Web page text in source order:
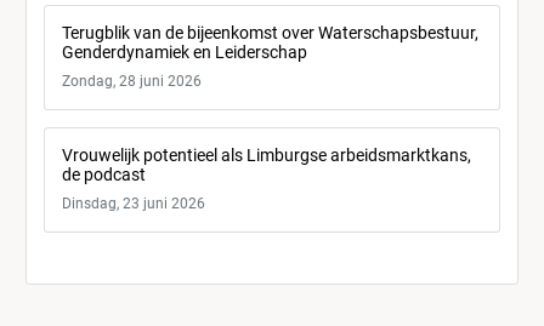
Terugblik van de bijeenkomst over Waterschapsbestuur,
Genderdynamiek en Leiderschap
Zondag, 28 juni 2026
Vrouwelijk potentieel als Limburgse arbeidsmarktkans,
de podcast
Dinsdag, 23 juni 2026